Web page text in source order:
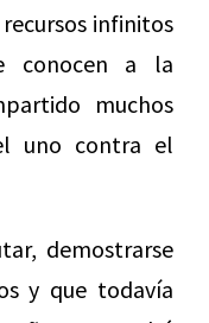
infinitos
conocen a la
muchos
uno contra el
demostrarse
y que todavía